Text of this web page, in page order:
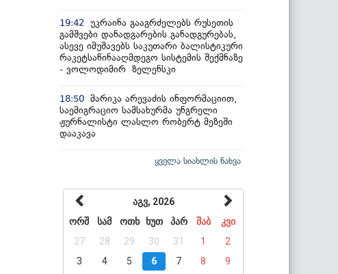
19:42
უკრაინა გააგრძელებს რუსეთის
გამშვები დანადგარების განადგურებას,
ასევე იმუშავებს საკუთარი ბალისტიკური
რაკეტსაწინააღმდეგო სისტემის შექმნაზე
- ვოლოდიმირ ზელენსკი
18:50 მარიკა არევაძის ინფორმაციით,
საემიგრაციო სამსახურმა უნგრელი
ჟურნალისტი ლასლო რობერტ მეზეში
დააკავა
ყველა სიახლის ნახვა
აგვ, 2026
ორშ
სამ ოთხ ხუთ პარ შაბ
კვი
27
28 29 30 31 1
2
3
4 5 6 7 8
9